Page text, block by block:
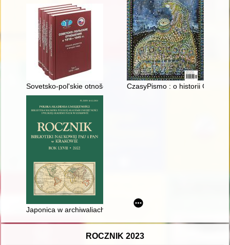
Sovetsko-polʹskie otnošeniâ v 1918-1945 gg. T. 2,
CzasyPismo : o historii
Japonica w archiwaliach po Bronisławie Piłsudskim w
ROCZNIK 2023